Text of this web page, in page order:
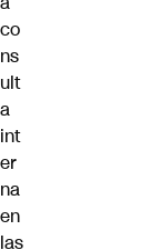
co
ns
ult
a
int
er
na
en
las